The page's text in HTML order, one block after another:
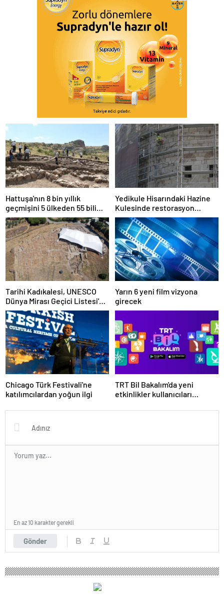
Hattuşa'nın 8 bin yıllık
geçmişini 5 ülkeden 55 bilim
insanı araştırıyor
Yedikule Hisarındaki Hazine
Kulesinde restorasyon
sürüyor
Tarihi Kadıkalesi, UNESCO
Dünya Mirası Geçici Listesi'ne
dahil edildi
Yarın 6 yeni film vizyona
girecek
Chicago Türk Festivali'ne
katılımcılardan yoğun ilgi
TRT Bil Bakalım'da yeni
etkinlikler kullanıcıları
Gönder
En az 10 karakter gerekli